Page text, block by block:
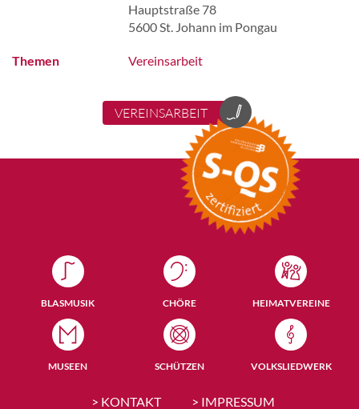
VEREINSARBEIT
Hauptstraße 78
5600 St. Johann im Pongau
Themen Vereinsarbeit
BLASMUSIK CHÖRE HEIMATVEREINE
MUSEEN SCHÜTZEN VOLKSLIEDWERK
> KONTAKT > IMPRESSUM